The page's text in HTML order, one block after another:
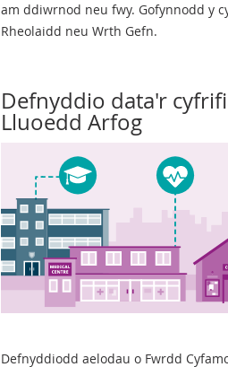
am ddiwrnod neu fwy. Gofynnodd y
Rheolaidd neu Wrth Gefn.
Defnyddio data'r
Lluoedd Arfog
Defnyddiodd aelodau o Fwrdd